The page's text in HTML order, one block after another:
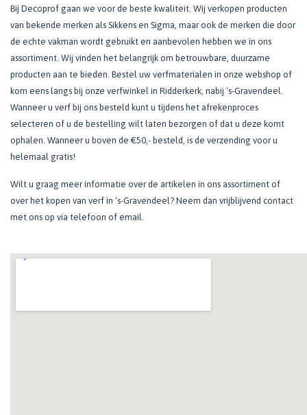
Bij Decoprof gaan we voor de beste kwaliteit. Wij verkopen producten
van bekende merken als Sikkens en Sigma, maar ook de merken die door
de echte vakman wordt gebruikt en aanbevolen hebben we in ons
assortiment. Wij vinden het belangrijk om betrouwbare, duurzame
producten aan te bieden. Bestel uw verfmaterialen in onze webshop of
kom eens langs bij onze verfwinkel in Ridderkerk, nabij ‘s-Gravendeel.
Wanneer u verf bij ons besteld kunt u tijdens het afrekenproces
selecteren of u de bestelling wilt laten bezorgen of dat u deze komt
ophalen. Wanneer u boven de €50,- besteld, is de verzending voor u
helemaal gratis!
Wilt u graag meer informatie over de artikelen in ons assortiment of
over het kopen van verf in ‘s-Gravendeel? Neem dan vrijblijvend contact
met ons op via telefoon of email.